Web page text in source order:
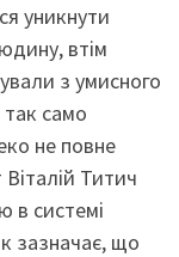
уникнути
втім
з умисного
так само
не повне
Титич
в системі
зазначає, що